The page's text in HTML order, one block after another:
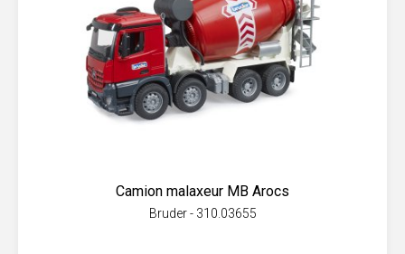
Camion malaxeur MB Arocs
Bruder - 310.03655